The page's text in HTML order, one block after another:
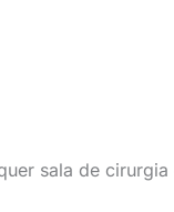
sala de